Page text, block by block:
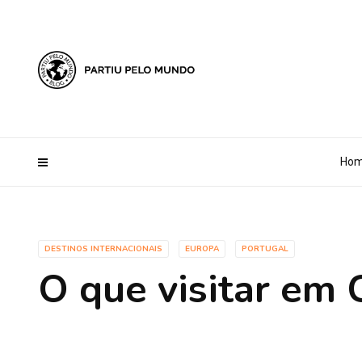
DESTINOS INTERNACIONAIS EUROPA PORTUGAL
O que visitar em